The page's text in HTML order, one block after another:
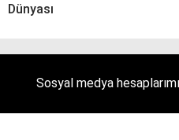
Dünyası
Sosyal medya